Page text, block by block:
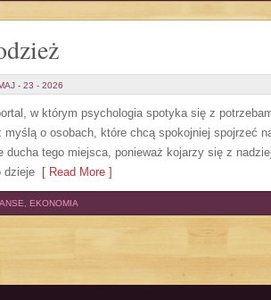
- 23 - 2026
w którym psychologia spotyka się z
o osobach, które chcą spokojniej spojrzeć
ducha tego miejsca, ponieważ kojarzy się z
dzieje [ Read More ]
EKONOMIA